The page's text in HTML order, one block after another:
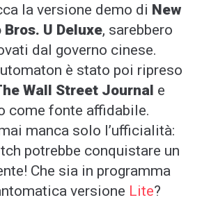
la versione demo di New
U Deluxe, sarebbero
dal governo cinese.
è stato poi ripreso
Wall Street Journal e
come fonte affidabile.
manca solo l’ufficialità:
potrebbe conquistare un
Che sia in programma
versione Lite?